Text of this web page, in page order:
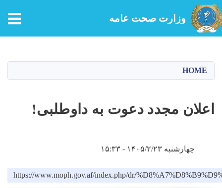
content
وزارت صحت عامه
HOME
اعلان مجدد دعوت به داوطلبی!
چهارشنبه ۱۴۰۵/۲/۲۳ - ۱۵:۳۳
https://www.moph.gov.af/index.php/dr/